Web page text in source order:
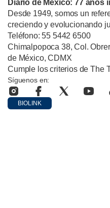
Diario de México: 77 años
Desde 1949, somos un
creciendo y evolucionando
Teléfono: 55 5442 6500
Chimalpopoca 38, Col.
de México, CDMX
Cumple los criterios de The
Síguenos en:
BIOLINK